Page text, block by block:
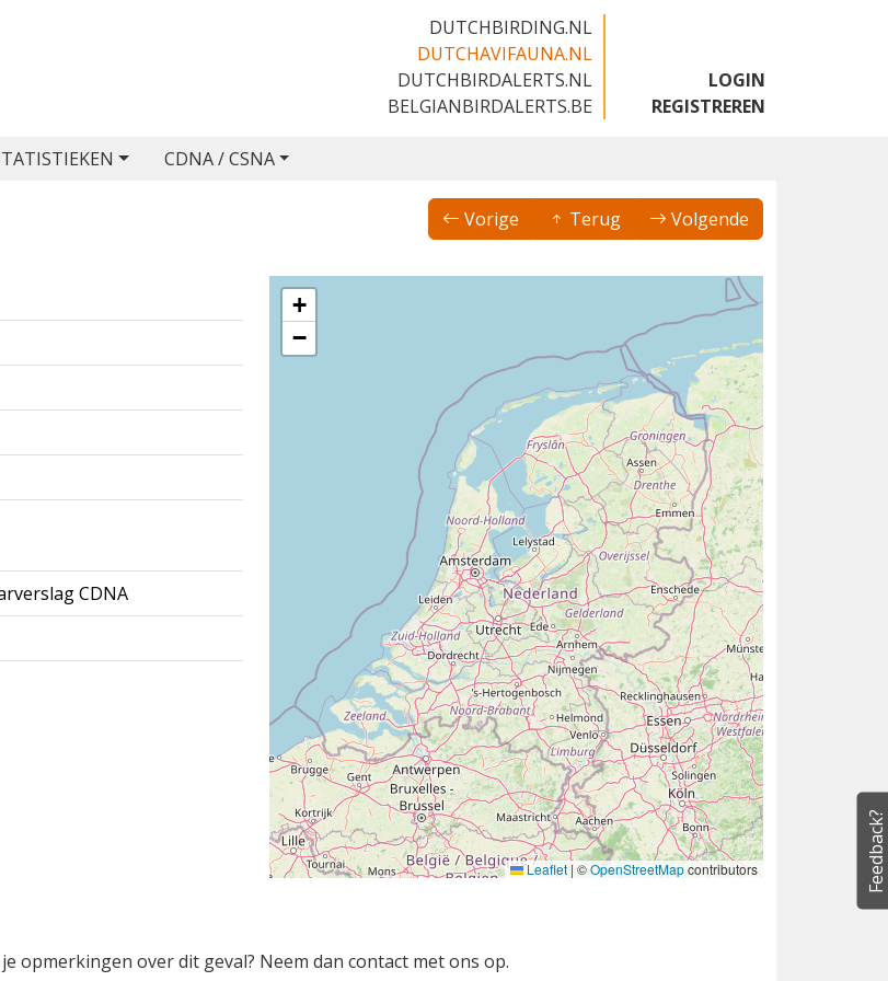
DUTCHBIRDING.NL
DUTCHAVIFAUNA.NL
DUTCHBIRDALERTS.NL
BELGIANBIRDALERTS.BE
LOGIN
REGISTREREN
CDNA / CSNA
Vorige Terug Volgende
CDNA
+
−
Leaflet |©OpenStreetMapcontributors
opmerkingen over dit geval? Neem dan contact met ons op.
Feedback?